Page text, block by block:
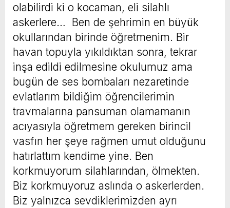
olabilirdi ki o kocaman, eli silahlı
askerlere… Ben de şehrimin en büyük
okullarından birinde öğretmenim. Bir
havan topuyla yıkıldıktan sonra, tekrar
inşa edildi edilmesine okulumuz ama
bugün de ses bombaları nezaretinde
evlatlarım bildiğim öğrencilerimin
travmalarına pansuman olamamanın
acıyasıyla öğretmem gereken birincil
vasfın her şeye rağmen umut olduğunu
hatırlattım kendime yine. Ben
korkmuyorum silahlarından, ölmekten.
Biz korkmuyoruz aslında o askerlerden.
Biz yalnızca sevdiklerimizden ayrı